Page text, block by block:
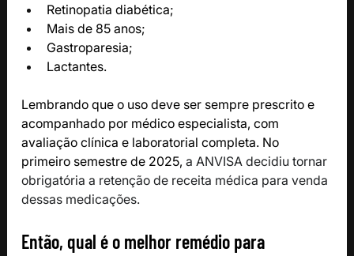
Retinopatia diabética;
Mais de 85 anos;
Gastroparesia;
Lactantes.
Lembrando que o uso deve ser sempre prescrito e
acompanhado por médico especialista, com
avaliação clínica e laboratorial completa. No
primeiro semestre de 2025, a ANVISA decidiu tornar
obrigatória a retenção de receita médica para venda
dessas medicações.
Então, qual é o melhor remédio para